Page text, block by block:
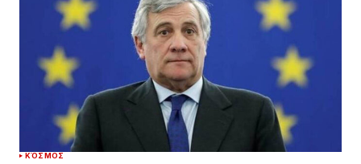
ΚΌΣΜΟΣ